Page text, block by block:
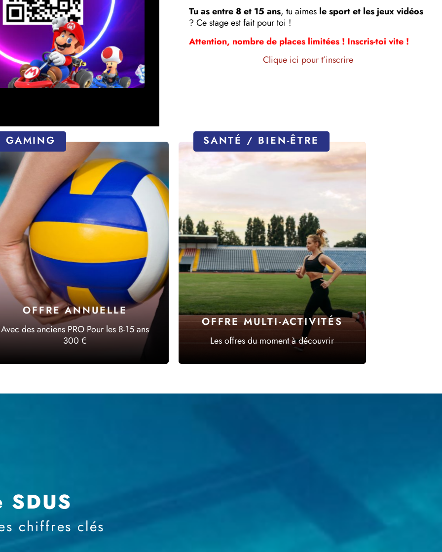
Tu as entre 8 et 15 ans, tu aimes le sport et les jeux vidéos
? Ce stage est fait pour toi !
Attention, nombre de places limitées ! Inscris-toi vite !
Clique ici pour t’inscrire
GAMING
OFFRE ANNUELLE
Avec des anciens PRO Pour les 8-15 ans
300 €
SANTÉ / BIEN-ÊTRE
OFFRE MULTI-ACTIVITÉS
Les offres du moment à découvrir
SDUS
chiffres clés